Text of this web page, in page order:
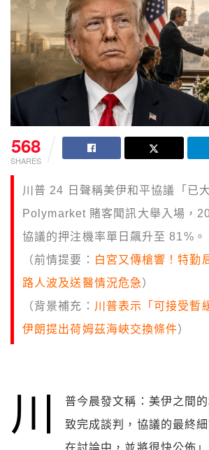
568
SHARES
川普 24 日聲稱美伊和平協議「已
Polymarket 賭客聞訊大舉入場，
協議的押注機率單日飆升至 81%。
（前情提要： 白宮又傳槍響！特勤
路人波及送醫情況危急）
（背景補充： 川普表示「可接受暫
伊朗提出荷姆茲海峽交換條件）
川
普今晨發文稱：美伊之間
致完成談判，協議的最終